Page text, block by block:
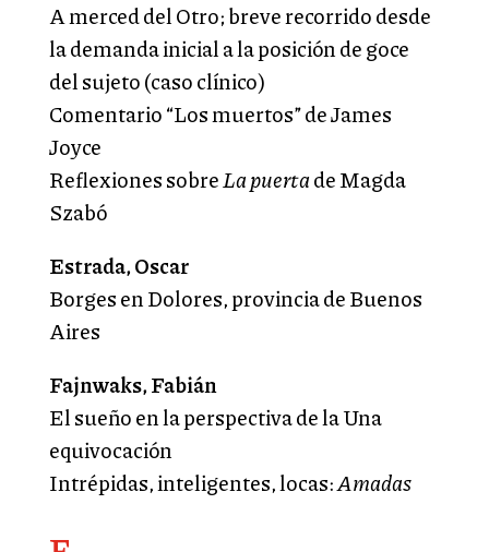
A merced del Otro; breve recorrido desde
la demanda inicial a la posición de goce
del sujeto (caso clínico)
Comentario “Los muertos” de James
Joyce
Reflexiones sobreLa puertade Magda
Szabó
Estrada, Oscar
Borges en Dolores, provincia de Buenos
Aires
Fajnwaks, Fabián
El sueño en la perspectiva de la Una
equivocación
Intrépidas, inteligentes, locas:Amadas